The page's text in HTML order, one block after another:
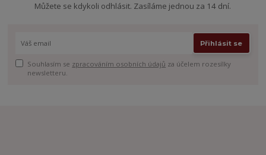
Můžete se kdykoli odhlásit. Zasíláme jednou za 14 dní.
Přihlásit se
Souhlasím se zpracováním osobních údajů za účelem rozesílky
newsletteru.